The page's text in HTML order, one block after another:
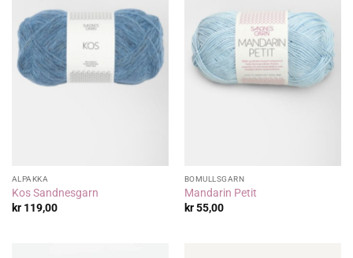
ALPAKKA
Kos Sandnesgarn
kr119,00
BOMULLSGARN
Mandarin Petit
kr55,00